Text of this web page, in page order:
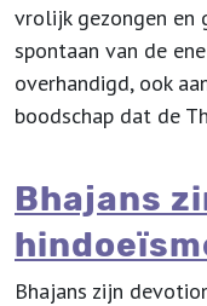
vrolijk gezongen
spontaan van de
overhandigd, ook
boodschap dat de
Bhajans
Bhajans zijn